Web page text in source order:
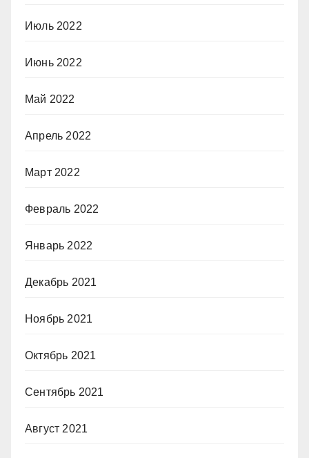
Июль 2022
Июнь 2022
Май 2022
Апрель 2022
Март 2022
Февраль 2022
Январь 2022
Декабрь 2021
Ноябрь 2021
Октябрь 2021
Сентябрь 2021
Август 2021